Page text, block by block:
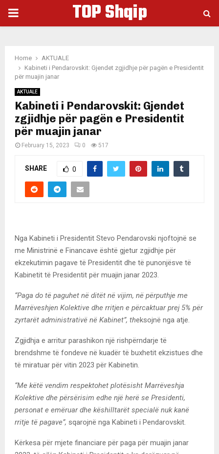
PRIMARY
TOP Shqip
Home
AKTUALE
Kabineti i Pendarovskit: Gjendet zgjidhje për pagën e Presidentit
për muajin janar
AKTUALE
Kabineti i Pendarovskit: Gjendet
zgjidhje për pagën e Presidentit
për muajin janar
February 15, 2023 0 517
SHARE 0
Nga Kabineti i Presidentit Stevo Pendarovski njoftojnë se
me Ministrinë e Financave është gjetur zgjidhje për
ekzekutimin pagave të Presidentit dhe të punonjësve të
Kabinetit të Presidentit për muajin janar 2023.
“Paga do të paguhet në ditët në vijim, në përputhje me
Marrëveshjen Kolektive dhe rritjen e përcaktuar prej 5% për
zyrtarët administrativë në Kabinet”, theksojnë nga atje.
Zgjidhja e arritur parashikon një rishpërndarje të
brendshme të fondeve në kuadër të buxhetit ekzistues dhe
të miratuar për vitin 2023 për Kabinetin.
“Me këtë vendim respektohet plotësisht Marrëveshja
Kolektive dhe përsërisim edhe një herë se Presidenti,
personat e emëruar dhe këshilltarët specialë nuk kanë
rritje të pagave”, sqarojnë nga Kabineti i Pendarovskit.
Kërkesa për mjete financiare për paga për muajin janar